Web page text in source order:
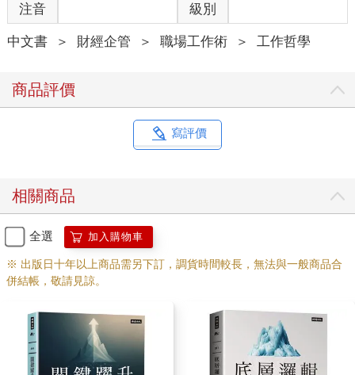
層邏輯上沒有本質的區別。從本質上來說，二者都是流量、轉化
率、客單價和回購率四部分的不同組合。可能一方的做法與另一
方不一樣，但是雙方服務的客戶、提供的價值是一樣的。就好比
之處。
兩個人發生爭執的時候，一定是因為他們之間有更多的相同之
事物間的共同點，就是底層邏輯。
只有不同之中的相同之處、變化背後不變的東西，才是底層邏
只有底層邏輯，在我們面臨環境變化時，才能被應用到新的變化
中，從而產生適應新環境的方法論。
所以我們說：
底層邏輯+環境變數=方法論
如果只教給你各行各業的「乾貨」（方法論），那只是「授人以
魚」，一旦環境出現任何變化，「乾貨」就不再適用。
但如果教給你的是底層邏輯，那就是「授人以漁」，你可以通過
注音 級別
中文書 ＞ 財經企管 ＞ 職場工作術 ＞ 工作哲學
商品評價
寫評價
相關商品
全選 加入購物車
※ 出版日十年以上商品需另下訂，調貨時間較長，無法與一般商品合
併結帳，敬請見諒。